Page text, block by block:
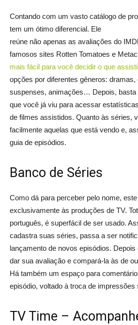
Contando com um vasto catálogo de
tem um ótimo diferencial. Ele
reúne não apenas as avaliações do
famosos sites Rotten Tomatoes e
mais fácil para você decidir o que
opções por diferentes gêneros: dramas,
suspenses, animações… Depois, basta
que você já viu para acessar
de filmes assistidos. Quanto às séries,
facilmente aquelas que está vendo e,
guia de episódios.
Banco de Séries
Como dá para perceber pelo nome,
exclusivamente às produções de TV.
português, é superfácil de ser usado.
cadastra suas séries, passa a ser
lançamento de novos episódios.
dar sua avaliação e compará-la às de
Há também um espaço para
episódio, voltado à troca de impressões
TV Time –